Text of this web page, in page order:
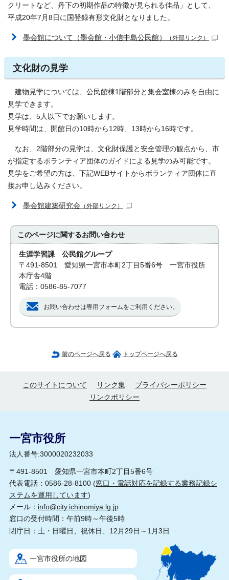
クリートなど、丹下の初期作品の特徴が見られる佳品」として、
平成20年7月8日に国登録有形文化財となりました。
墨会館について（墨会館・小信中島公民館） （外部リンク）
文化財の見学
建物見学については、公民館棟1階部分と集会室棟のみを自由に
見学できます。
見学は、5人以下でお願いします。
見学時間は、開館日の10時から12時、13時から16時です。
なお、2階部分の見学は、文化財保護と安全管理の観点から、市
が指定するボランティア団体のガイドによる見学のみ可能です。
見学をご希望の方は、下記WEBサイトからボランティア団体に直
接お申し込みください。
墨会館建築研究会 （外部リンク）
このページに関するお問い合わせ
生涯学習課 公民館グループ
〒491-8501 愛知県一宮市本町2丁目5番6号 一宮市役所
本庁舎4階
電話：0586-85-7077
お問い合わせは専用フォームをご利用ください。
前のページへ戻る トップページへ戻る
このサイトについて リンク集
プライバシーポリシー
リンクポリシー
一宮市役所
法人番号:3000020232033
〒491-8501 愛知県一宮市本町2丁目5番6号
代表電話：0586-28-8100 (窓口・電話対応を記録する業務記録シ
ステムを運用しています)
メール： info@city.ichinomiya.lg.jp
窓口の受付時間：午前9時～午後5時
閉庁日：土・日曜日、祝休日、12月29日～1月3日
一宮市役所の地図